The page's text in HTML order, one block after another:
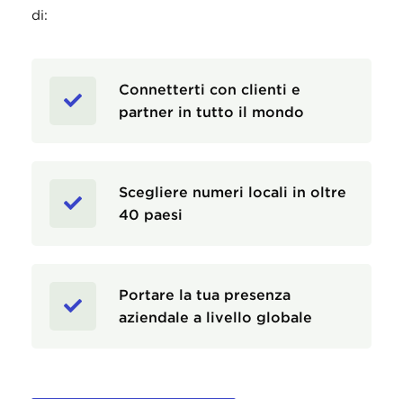
di:
Connetterti con clienti e
partner in tutto il mondo
Scegliere numeri locali in oltre
40 paesi
Portare la tua presenza
aziendale a livello globale